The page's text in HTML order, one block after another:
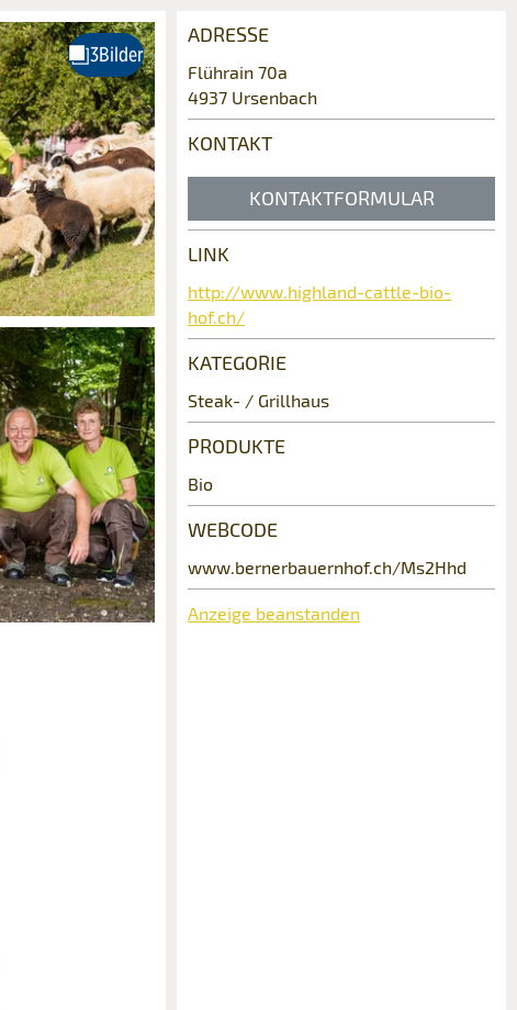
ADRESSE
Flührain 70a
4937 Ursenbach
KONTAKT
KONTAKTFORMULAR
LINK
http://www.highland-cattle-bio-
hof.ch/
KATEGORIE
Steak- / Grillhaus
PRODUKTE
Bio
WEBCODE
www.bernerbauernhof.ch/Ms2Hhd
Anzeige beanstanden